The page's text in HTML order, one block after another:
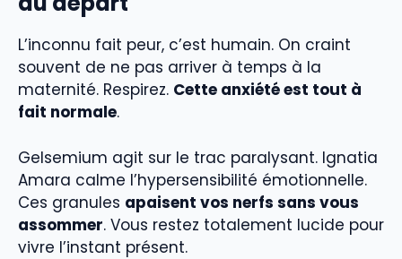
L’inconnu fait peur, c’est humain. On craint
souvent de ne pas arriver à temps à la
maternité. Respirez. Cette anxiété est tout à
fait normale.
Gelsemium agit sur le trac paralysant. Ignatia
Amara calme l’hypersensibilité émotionnelle.
Ces granules apaisent vos nerfs sans vous
assommer. Vous restez totalement lucide pour
vivre l’instant présent.